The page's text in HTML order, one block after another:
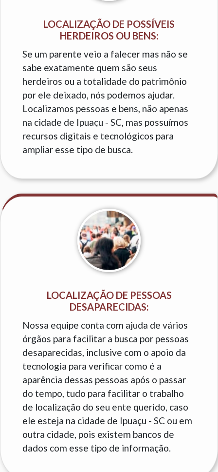
LOCALIZAÇÃO DE POSSÍVEIS
HERDEIROS OU BENS:
Se um parente veio a falecer mas não se
sabe exatamente quem são seus
herdeiros ou a totalidade do patrimônio
por ele deixado, nós podemos ajudar.
Localizamos pessoas e bens, não apenas
na cidade de Ipuaçu - SC, mas possuímos
recursos digitais e tecnológicos para
ampliar esse tipo de busca.
LOCALIZAÇÃO DE PESSOAS
DESAPARECIDAS:
Nossa equipe conta com ajuda de vários
órgãos para facilitar a busca por pessoas
desaparecidas, inclusive com o apoio da
tecnologia para verificar como é a
aparência dessas pessoas após o passar
do tempo, tudo para facilitar o trabalho
de localização do seu ente querido, caso
ele esteja na cidade de Ipuaçu - SC ou em
outra cidade, pois existem bancos de
dados com esse tipo de informação.